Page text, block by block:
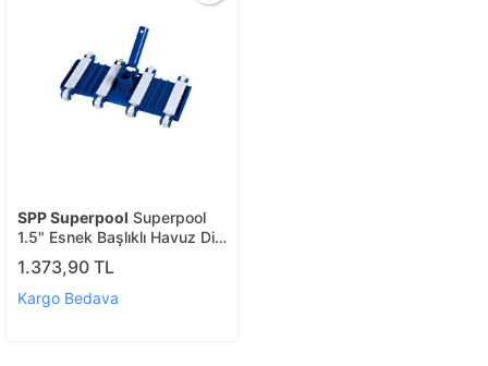
SPP Superpool Superpool
1.5" Esnek Başlıklı Havuz Dip
Temizlik Süpürgesi
1.373,90 TL
Kargo Bedava